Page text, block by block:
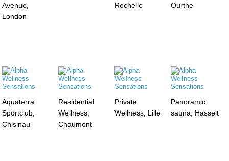
Avenue,
London
Rochelle
Ourthe
Aquaterra
Sportclub,
Chisinau
Residential
Wellness,
Chaumont
Private
Wellness, Lille
Panoramic
sauna, Hasselt